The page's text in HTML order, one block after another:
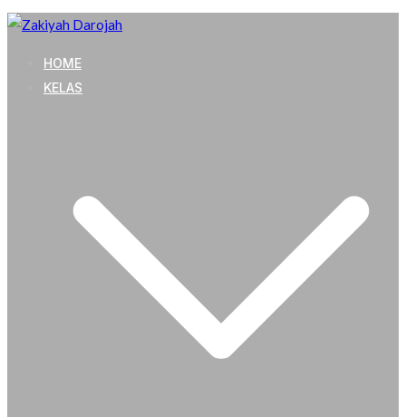
Zakiyah Darojah
Love, Joy, Peace & Blessed
HOME
KELAS